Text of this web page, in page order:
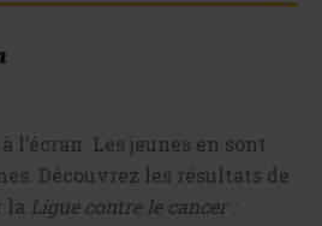
l’écran. Les jeunes en sont
Découvrez les résultats de
la Ligue contre le cancer :